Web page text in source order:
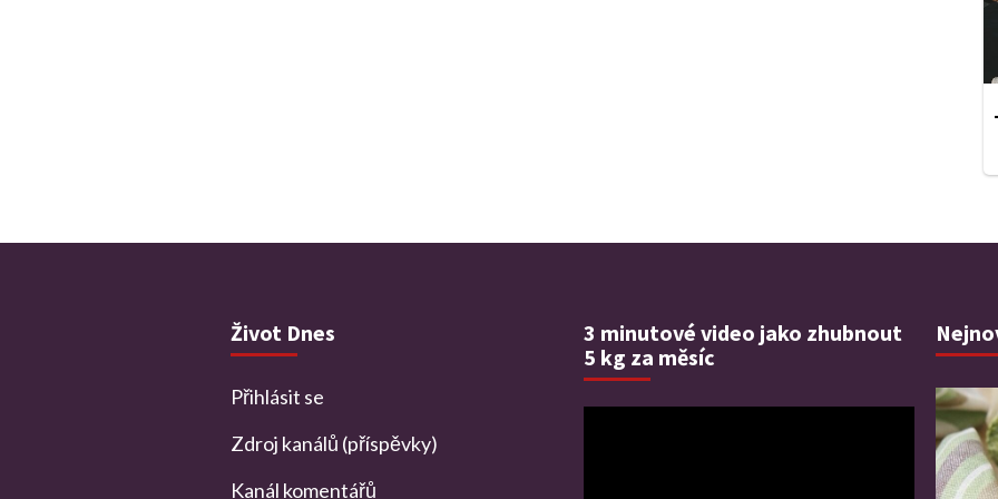
Život Dnes
Přihlásit se
Zdroj kanálů (příspěvky)
Kanál komentářů
3 minutové video jako zhubnout
5 kg za měsíc